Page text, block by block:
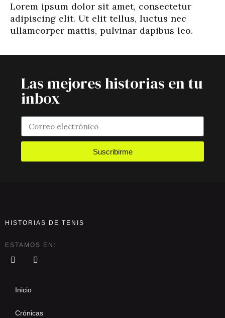
Lorem ipsum dolor sit amet, consectetur
adipiscing elit. Ut elit tellus, luctus nec
ullamcorper mattis, pulvinar dapibus leo.
Las mejores historias en tu
inbox
Suscribirme
HISTORIAS DE TENIS
ESTAMOS EN:
Inicio
Crónicas